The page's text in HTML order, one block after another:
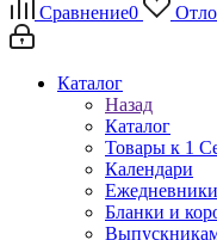
Сравнение0
Каталог
Назад
Каталог
Товары к 1
Календари
Бланки и